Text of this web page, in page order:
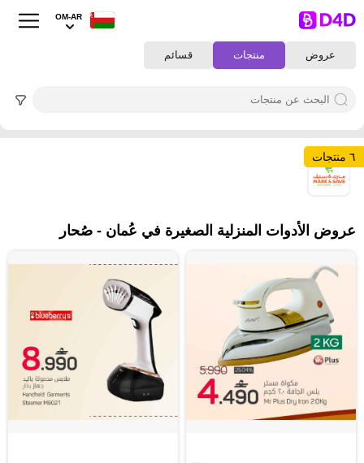
عروض منتجات قسائم
OM-AR
٦ منتجات ٦
عروض الأدوات المنزلية الصغيرة في عُمان - صُحار‎